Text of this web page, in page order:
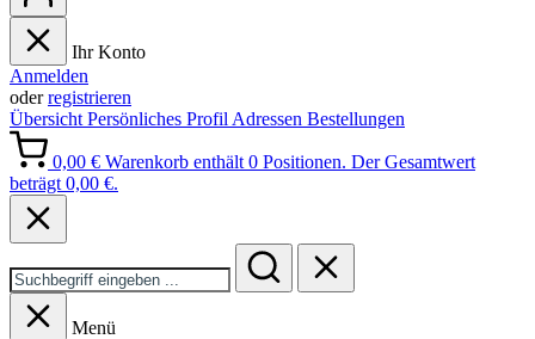
Ihr Konto
Anmelden
oderregistrieren
Übersicht Persönliches Profil Adressen Bestellungen
0,00 € Warenkorb enthält 0 Positionen. Der Gesamtwert
beträgt 0,00 €.
Menü